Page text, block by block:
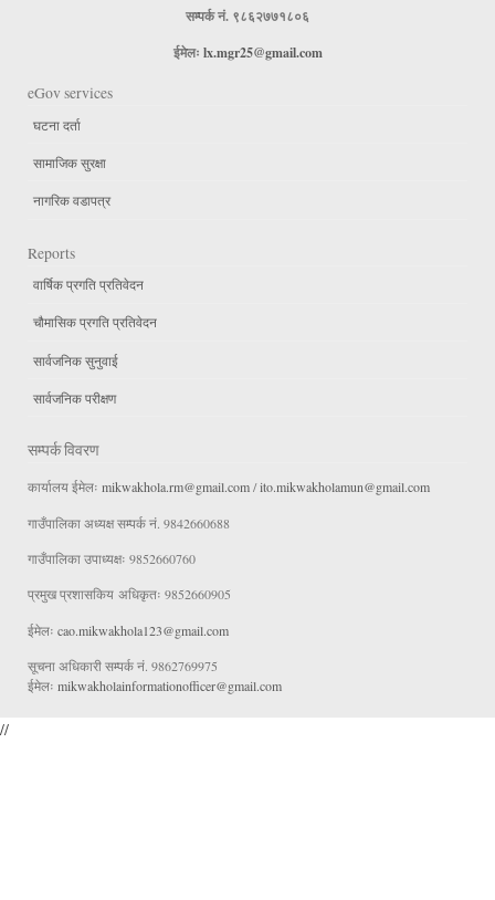
सम्पर्क नं. ९८६२७७१८०६
ईमेलः lx.mgr25@gmail.com
eGov services
घटना दर्ता
सामाजिक सुरक्षा
नागरिक वडापत्र
Reports
वार्षिक प्रगति प्रतिवेदन
चौमासिक प्रगति प्रतिवेदन
सार्वजनिक सुनुवाई
सार्वजनिक परीक्षण
सम्पर्क विवरण
कार्यालय ईमेलः mikwakhola.rm@gmail.com/ito.mikwakholamun@gmail.com
गाउँपालिका अध्यक्ष सम्पर्क नं. 9842660688
गाउँपालिका उपाध्यक्षः 9852660760
प्रमुख प्रशासकिय अधिकृतः 9852660905
ईमेलः cao.mikwakhola123@gmail.com
सूचना अधिकारी सम्पर्क नं. 9862769975
ईमेलः mikwakholainformationofficer@gmail.com
//